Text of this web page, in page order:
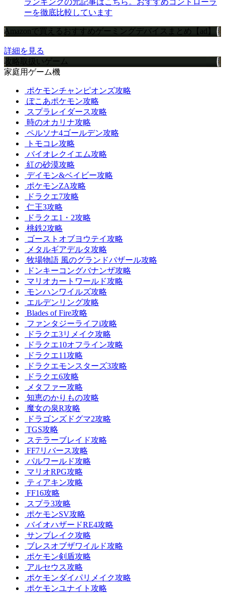
ーを徹底比較しています
Amazonで買えるおすすめゲーミングデバイスまとめ【ad】
詳細を見る
攻略取扱いゲーム
家庭用ゲーム機
ポケモンチャンピオンズ攻略
ぽこあポケモン攻略
スプラレイダース攻略
時のオカリナ攻略
ペルソナ4ゴールデン攻略
トモコレ攻略
バイオレクイエム攻略
紅の砂漠攻略
デイモン&ベイビー攻略
ポケモンZA攻略
ドラクエ7攻略
仁王3攻略
ドラクエ1・2攻略
桃鉄2攻略
ゴーストオブヨウテイ攻略
メタルギアデルタ攻略
牧場物語 風のグランドバザール攻略
ドンキーコングバナンザ攻略
マリオカートワールド攻略
モンハンワイルズ攻略
エルデンリング攻略
Blades of Fire攻略
ファンタジーライフi攻略
ドラクエ3リメイク攻略
ドラクエ10オフライン攻略
ドラクエ11攻略
ドラクエモンスターズ3攻略
ドラクエ6攻略
メタファー攻略
知恵のかりもの攻略
魔女の泉R攻略
ドラゴンズドグマ2攻略
TGS攻略
ステラーブレイド攻略
FF7リバース攻略
パルワールド攻略
マリオRPG攻略
ティアキン攻略
FF16攻略
スプラ3攻略
ポケモンSV攻略
バイオハザードRE4攻略
サンブレイク攻略
ブレスオブザワイルド攻略
ポケモン剣盾攻略
アルセウス攻略
ポケモンダイパリメイク攻略
ポケモンユナイト攻略